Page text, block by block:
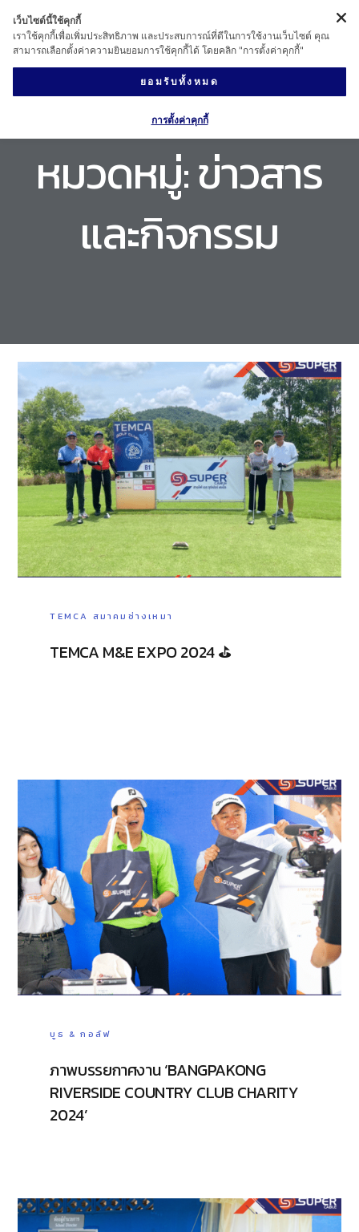
หมวดหมู่:ข่าวสาร
และกิจกรรม
TEMCA สมาคมช่างเหมา
TEMCA M&E EXPO 2024 ⛳️
บูธ & กอล์ฟ
ภาพบรรยกาศงาน ‘BANGPAKONG
RIVERSIDE COUNTRY CLUB CHARITY
2024’
เว็บไซต์นี้ใช้คุกกี้
เราใช้คุกกี้เพื่อเพิ่มประสิทธิภาพ และประสบการณ์ที่ดีในการใช้งานเว็บไซต์ คุณ
สามารถเลือกตั้งค่าความยินยอมการใช้คุกกี้ได้ โดยคลิก "การตั้งค่าคุกกี้"
ยอมรับทั้งหมด
การตั้งค่าคุกกี้